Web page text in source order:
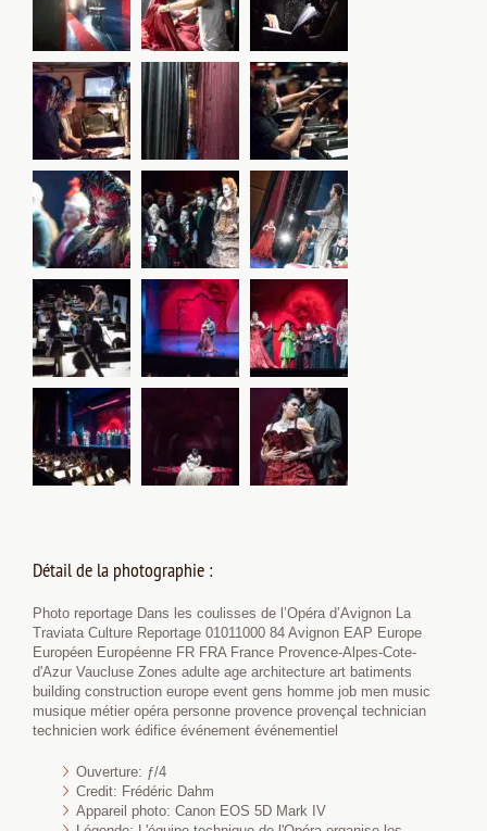
Détail de la photographie :
Photo reportage Dans les coulisses de l’Opéra d’Avignon La
Traviata Culture Reportage 01011000 84 Avignon EAP Europe
Européen Européenne FR FRA France Provence-Alpes-Cote-
d'Azur Vaucluse Zones adulte age architecture art batiments
building construction europe event gens homme job men music
musique métier opéra personne provence provençal technician
technicien work édifice événement événementiel
Ouverture: ƒ/4
Credit: Frédéric Dahm
Appareil photo: Canon EOS 5D Mark IV